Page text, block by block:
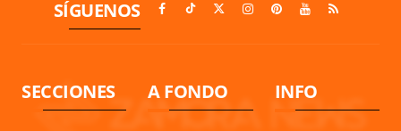
SÍGUENOS
SECCIONES A FONDO INFO